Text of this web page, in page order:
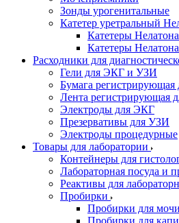
Зонды урогенитальные
Катетер уретральный
Катетеры
Катетеры
Расходники для
Гели для ЭКГ и УЗИ
Бумага
Лента регистрирующая
Электроды для ЭКГ
Презервативы для УЗИ
Электроды процедурные
Товары для лаборатории
Контейнеры для
Лабораторная посуда и
Реактивы для
Пробирки
Пробирки для мочи
Пробирки для